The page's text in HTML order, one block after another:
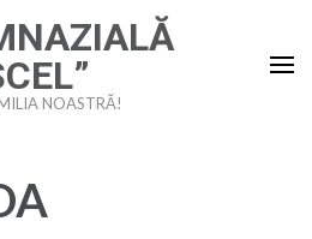
NOASTRĂ!